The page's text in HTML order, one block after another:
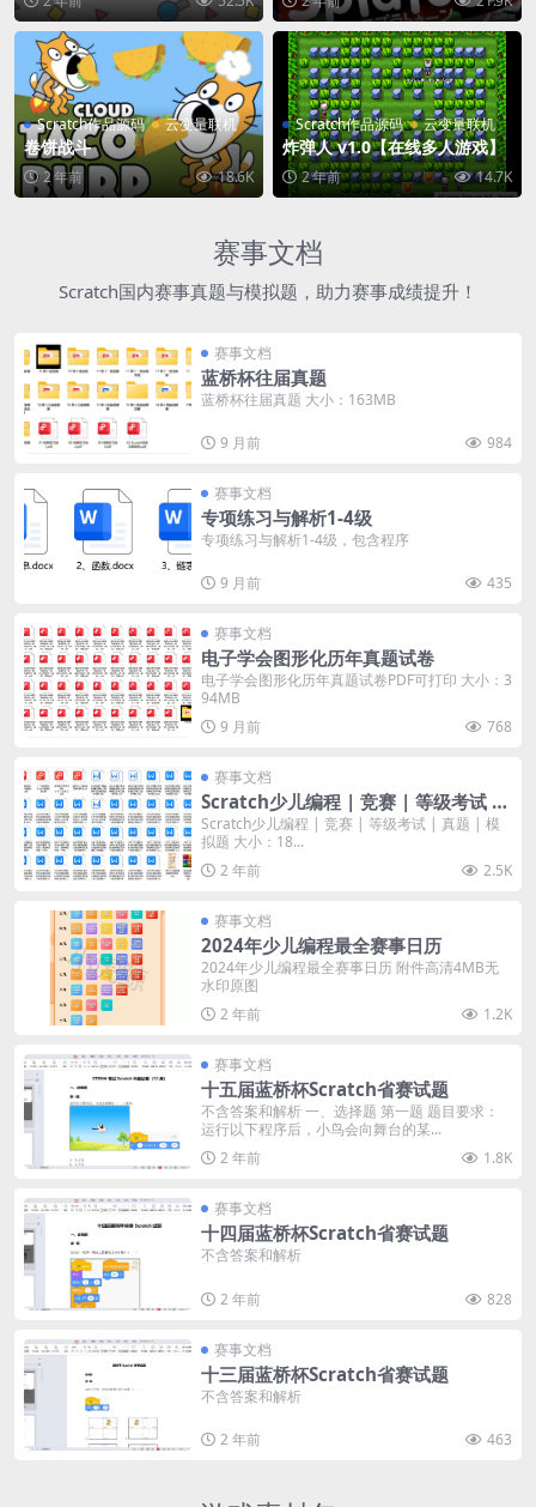
Scratch作品源码 云变量联机
卷饼战斗
2 年前 18.6K
Scratch作品源码 云变量联机
炸弹人 v1.0【在线多人游戏】
2 年前 14.7K
赛事文档
Scratch国内赛事真题与模拟题，助力赛事成绩提升！
赛事文档
蓝桥杯往届真题
蓝桥杯往届真题 大小：163MB
9 月前 984
赛事文档
专项练习与解析1-4级
专项练习与解析1-4级，包含程序
9 月前 435
赛事文档
电子学会图形化历年真题试卷
电子学会图形化历年真题试卷PDF可打印 大小：3
94MB
9 月前
768
赛事文档
Scratch少儿编程 | 竞赛 | 等级考试 |
真题 | 模拟题
Scratch少儿编程 | 竞赛 | 等级考试 | 真题 | 模
拟题 大小：18...
2 年前
2.5K
赛事文档
2024年少儿编程最全赛事日历
2024年少儿编程最全赛事日历 附件高清4MB无
水印原图
2 年前
1.2K
赛事文档
十五届蓝桥杯Scratch省赛试题
不含答案和解析 一、选择题 第一题 题目要求：
运行以下程序后，小鸟会向舞台的某...
2 年前
1.8K
赛事文档
十四届蓝桥杯Scratch省赛试题
不含答案和解析
2 年前 828
赛事文档
十三届蓝桥杯Scratch省赛试题
不含答案和解析
2 年前 463